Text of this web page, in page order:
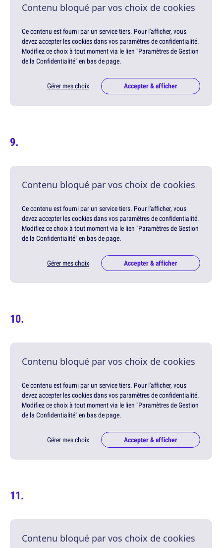
Contenu bloqué par vos choix de cookies
Ce contenu est fourni par un service tiers. Pour l'afficher, vous
devez accepter les cookies dans vos paramètres de confidentialité.
Modifiez ce choix à tout moment via le lien "Paramètres de Gestion
de la Confidentialité" en bas de page.
Gérer mes choix Accepter & afficher
Contenu bloqué par vos choix de cookies
Ce contenu est fourni par un service tiers. Pour l'afficher, vous
devez accepter les cookies dans vos paramètres de confidentialité.
Modifiez ce choix à tout moment via le lien "Paramètres de Gestion
de la Confidentialité" en bas de page.
Gérer mes choix Accepter & afficher
Contenu bloqué par vos choix de cookies
Ce contenu est fourni par un service tiers. Pour l'afficher, vous
devez accepter les cookies dans vos paramètres de confidentialité.
Modifiez ce choix à tout moment via le lien "Paramètres de Gestion
de la Confidentialité" en bas de page.
Gérer mes choix Accepter & afficher
Contenu bloqué par vos choix de cookies